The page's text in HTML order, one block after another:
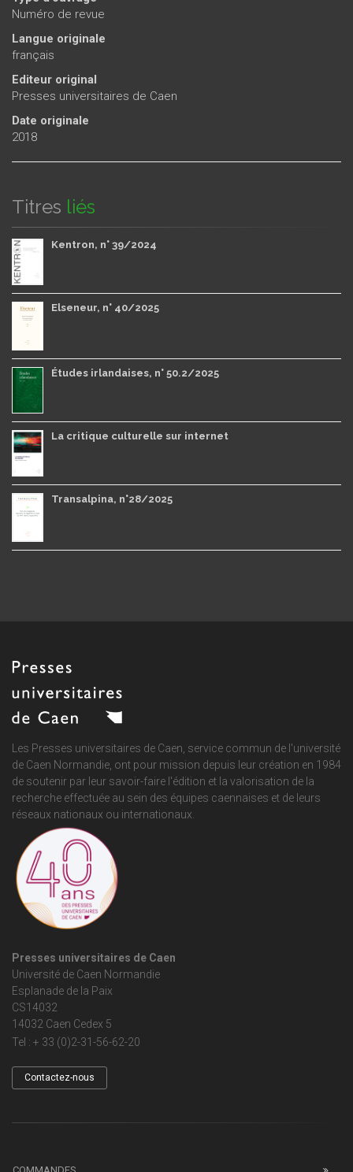
Numéro de revue
Langue originale
français
Editeur original
Presses universitaires de Caen
Date originale
2018
Titres liés
Kentron, n° 39/2024
Elseneur, n° 40/2025
Études irlandaises, n° 50.2/2025
La critique culturelle sur internet
Transalpina, n°28/2025
Les Presses universitaires de Caen, service commun de l'université
de Caen Normandie , ont pour mission depuis leur création en 1984
de soutenir par leur savoir-faire l'édition et la valorisation de la
recherche effectuée au sein des équipes caennaises et de leurs
réseaux nationaux ou internationaux.
Presses universitaires de Caen
Université de Caen Normandie
Esplanade de la Paix
CS14032
14032 Caen Cedex 5
Tel : + 33 (0)2-31-56-62-20
Contactez-nous